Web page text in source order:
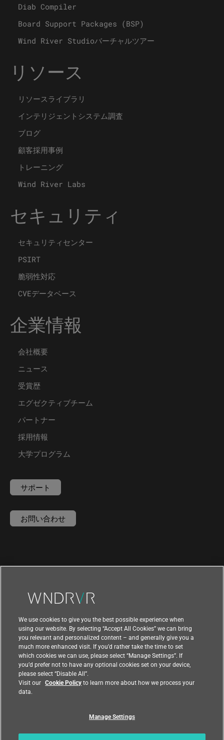
Diab Compiler
Board Support Packages (BSP)
Wind River Studioバーチャルツアー
リソース
リソースライブラリ
インテリジェントシステム調査
ブログ
顧客採用事例
トレーニング
Wind River Labs
セキュリティ
セキュリティセンター
PSIRT
脆弱性対応
CVEデータベース
企業情報
会社概要
ニュース
受賞歴
エグゼクティブチーム
パートナー
採用情報
大学プログラム
サポート
お問い合わせ
利用規約 | プライバシー | 輸出コンプライアンス
| フィードバック |
© 2021 Wind River Systems, Inc.
We use cookies to give you the best possible experience when
using our website. By selecting “Accept All Cookies” we can bring
you relevant and personalized content – and generally give you a
much more enhanced visit. If you’d rather take the time to set
which cookies we can use, please select “Manage Settings”. If
you’d prefer not to have any optional cookies set on your device,
please select “Disable All”.
Visit our Cookie Policyto learn more about how we process your
data.
Manage Settings